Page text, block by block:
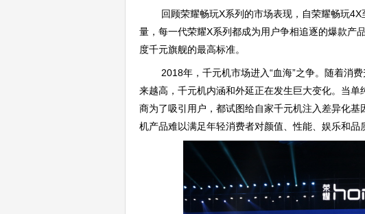
回顾荣耀畅玩X系列的市场表现，自荣耀畅玩
量，每一代荣耀X系列都成为用户争相追逐的爆款产
度千元旗舰的最高标准。
2018年，千元机市场进入“血海”之争。随着消
来越高，千元机内涵和外延正在发生巨大变化。当
商为了吸引用户，都试图给自家千元机注入差异化
机产品难以满足年轻消费者对颜值、性能、娱乐和品